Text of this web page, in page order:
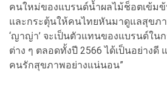
คนใหม่ของแบรนด์น้ำผลไม้ช็อตเข้มข้
และกระตุ้นให้คนไทยหันมาดูแลสุขภ
‘ญาญ่า’ จะเป็นตัวแทนของแบรนด์ใน
ต่าง ๆ ตลอดทั้งปี 2566 ได้เป็นอย่างดี
คนรักสุขภาพอย่างแน่นอน”